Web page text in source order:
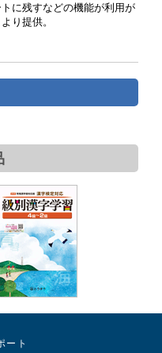
に残すなどの機能が利用が
り提供。
ート